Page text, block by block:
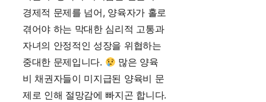
경제적 문제를 넘어, 양육자가 홀로
겪어야 하는 막대한 심리적 고통과
자녀의 안정적인 성장을 위협하는
중대한 문제입니다.
많은 양육
비 채권자들이 미지급된 양육비 문
제로 인해 절망감에 빠지곤 합니다.